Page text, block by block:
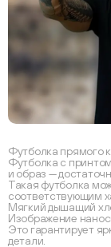
Футболка прямого
Футболка с
и образ —
Такая футболка
соответствующим
Мягкий дышащий
Изображение
Это гарантирует
детали.